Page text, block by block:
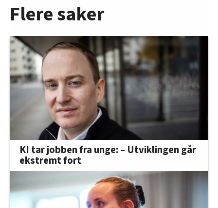
Flere saker
KI tar jobben fra unge: – Utviklingen går
ekstremt fort